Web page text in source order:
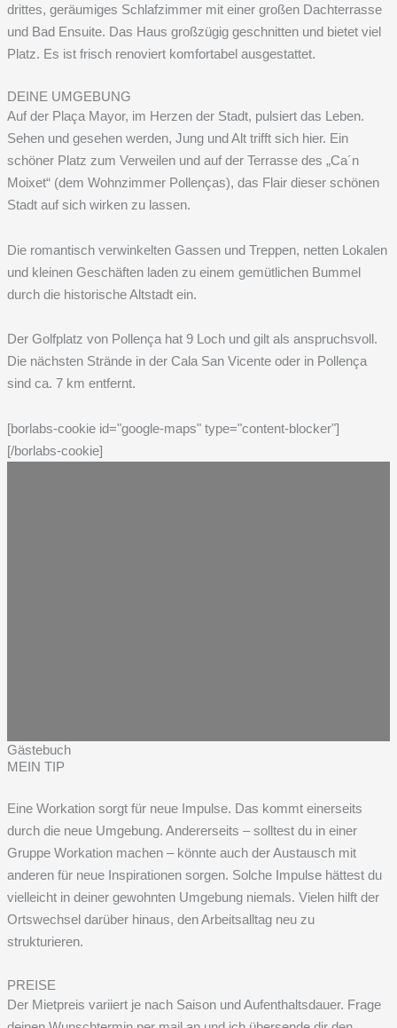
drittes, geräumiges Schlafzimmer mit einer großen Dachterrasse
und Bad Ensuite. Das Haus großzügig geschnitten und bietet viel
Platz. Es ist frisch renoviert komfortabel ausgestattet.
DEINE UMGEBUNG
Auf der Plaça Mayor, im Herzen der Stadt, pulsiert das Leben.
Sehen und gesehen werden, Jung und Alt trifft sich hier. Ein
schöner Platz zum Verweilen und auf der Terrasse des „Ca´n
Moixet“ (dem Wohnzimmer Pollenças), das Flair dieser schönen
Stadt auf sich wirken zu lassen.
Die romantisch verwinkelten Gassen und Treppen, netten Lokalen
und kleinen Geschäften laden zu einem gemütlichen Bummel
durch die historische Altstadt ein.
Der Golfplatz von Pollença hat 9 Loch und gilt als anspruchsvoll.
Die nächsten Strände in der Cala San Vicente oder in Pollença
sind ca. 7 km entfernt.
[borlabs-cookie id="google-maps" type="content-blocker"]
[/borlabs-cookie]
Gästebuch
MEIN TIP
Eine Workation sorgt für neue Impulse. Das kommt einerseits
durch die neue Umgebung. Andererseits – solltest du in einer
Gruppe Workation machen – könnte auch der Austausch mit
anderen für neue Inspirationen sorgen. Solche Impulse hättest du
vielleicht in deiner gewohnten Umgebung niemals. Vielen hilft der
Ortswechsel darüber hinaus, den Arbeitsalltag neu zu
strukturieren.
PREISE
Der Mietpreis variiert je nach Saison und Aufenthaltsdauer. Frage